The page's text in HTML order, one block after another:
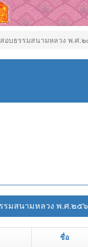
อบธรรมสนามหลวง พ.ศ.
รมสนามหลวง พ.ศ.๒๕
ชื่อ